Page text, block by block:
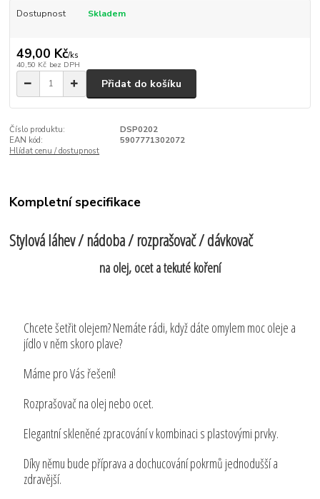
Dostupnost Skladem
49,00 Kč/ks
40,50 Kč bez DPH
Přidat do košíku
Číslo produktu:
DSP0202
EAN kód:
5907771302072
Hlídat cenu / dostupnost
Kompletní specifikace
Stylová láhev / nádoba / rozprašovač / dávkovač
na olej, ocet a tekuté koření
Chcete šetřit olejem? Nemáte rádi, když dáte omylem moc oleje a
jídlo v něm skoro plave?
Máme pro Vás řešení!
Rozprašovač na olej nebo ocet.
Elegantní skleněné zpracování v kombinaci s plastovými prvky.
Díky němu bude příprava a dochucování pokrmů jednodušší a
zdravější.